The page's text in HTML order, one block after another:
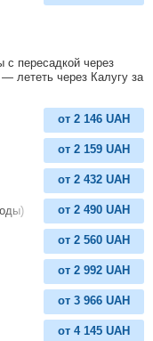
с пересадкой через
лететь через Калугу за
от 2 146 UAH
от 2 159 UAH
от 2 432 UAH
от 2 490 UAH
от 2 560 UAH
от 2 992 UAH
от 3 966 UAH
от 4 145 UAH